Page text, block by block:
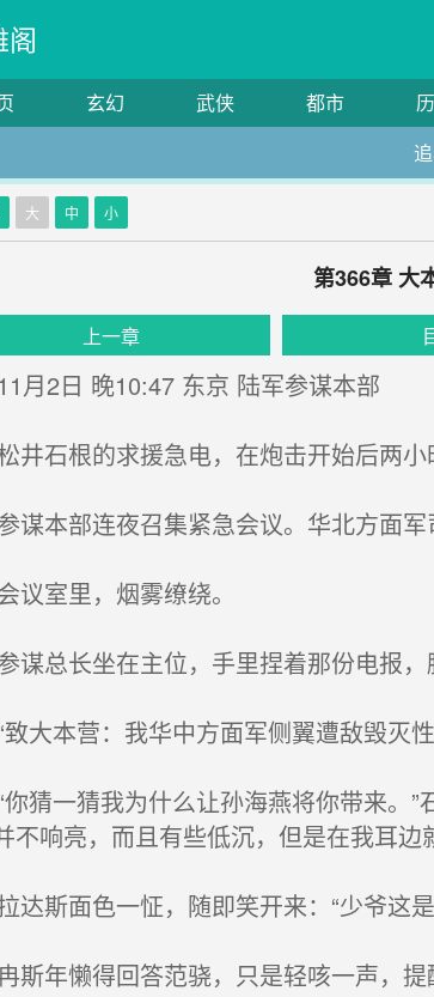
阁
玄幻 武侠 都市
大 中 小
第366章 大
上一章
月2日 晚10:47 东京 陆军参谋本部
井石根的求援急电，在炮击开始后两小
谋本部连夜召集紧急会议。华北方面军
议室里，烟雾缭绕。
谋总长坐在主位，手里捏着那份电报，
大本营：我华中方面军侧翼遭敌毁灭
猜一猜我为什么让孙海燕将你带来。
不响亮，而且有些低沉，但是在我耳边
达斯面色一怔，随即笑开来：“少爷这
斯年懒得回答范骁，只是轻咳一声，提